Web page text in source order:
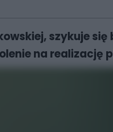
szykuje się
na realizację